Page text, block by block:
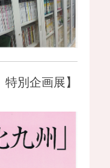
別企画展】